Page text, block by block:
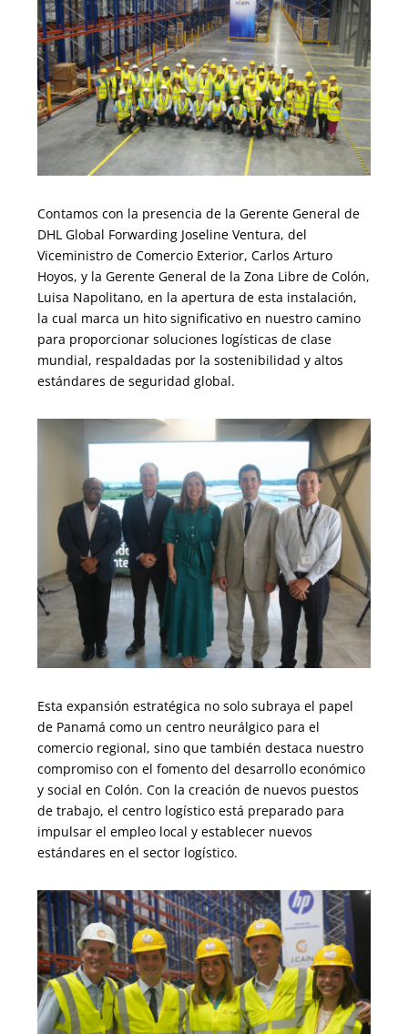
Contamos con la presencia de la Gerente General de
DHL Global Forwarding Joseline Ventura, del
Viceministro de Comercio Exterior, Carlos Arturo
Hoyos, y la Gerente General de la Zona Libre de Colón,
Luisa Napolitano, en la apertura de esta instalación,
la cual marca un hito significativo en nuestro camino
para proporcionar soluciones logísticas de clase
mundial, respaldadas por la sostenibilidad y altos
estándares de seguridad global.
Esta expansión estratégica no solo subraya el papel
de Panamá como un centro neurálgico para el
comercio regional, sino que también destaca nuestro
compromiso con el fomento del desarrollo económico
y social en Colón. Con la creación de nuevos puestos
de trabajo, el centro logístico está preparado para
impulsar el empleo local y establecer nuevos
estándares en el sector logístico.